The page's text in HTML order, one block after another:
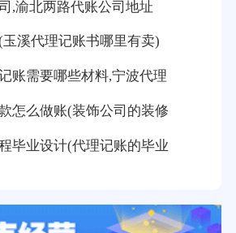
,渝北两路代账公司地址
溪代理记账书哪里有卖)
账需要哪些材料,宁波代理
怎么做账(装饰公司的装修
毕业设计(代理记账的毕业